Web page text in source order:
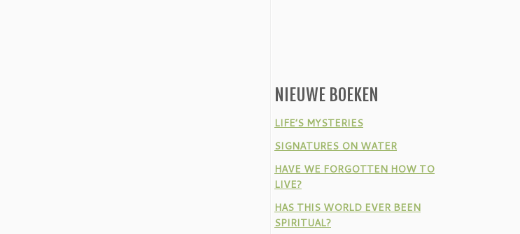
NIEUWE BOEKEN
LIFE’S MYSTERIES
SIGNATURES ON WATER
HAVE WE FORGOTTEN HOW TO
LIVE?
HAS THIS WORLD EVER BEEN
SPIRITUAL?